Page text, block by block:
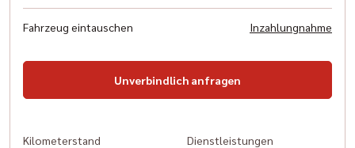
Fahrzeug eintauschen Inzahlungnahme
Unverbindlich anfragen
Kilometerstand
Dienstleistungen